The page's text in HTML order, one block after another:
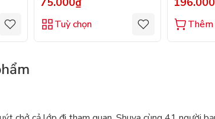
Tuỳ chọn Thêm